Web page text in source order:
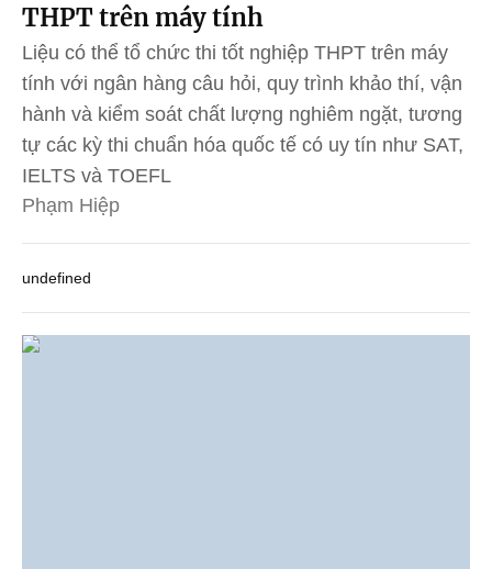
THPT trên máy tính
Liệu có thể tổ chức thi tốt nghiệp THPT trên máy
tính với ngân hàng câu hỏi, quy trình khảo thí, vận
hành và kiểm soát chất lượng nghiêm ngặt, tương
tự các kỳ thi chuẩn hóa quốc tế có uy tín như SAT,
IELTS và TOEFL
Phạm Hiệp
undefined